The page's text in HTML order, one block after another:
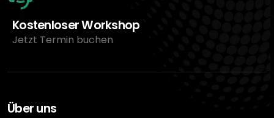
Kostenloser Workshop
Jetzt Termin buchen
Über uns